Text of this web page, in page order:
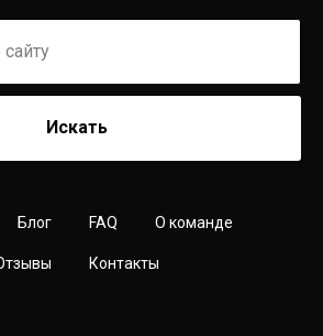
Искать
Блог FAQ О команде
Контакты